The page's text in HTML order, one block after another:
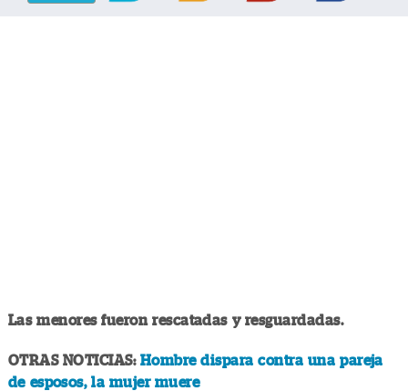
Las menores fueron rescatadas y resguardadas.
OTRAS NOTICIAS: Hombre dispara contra una pareja
de esposos, la mujer muere